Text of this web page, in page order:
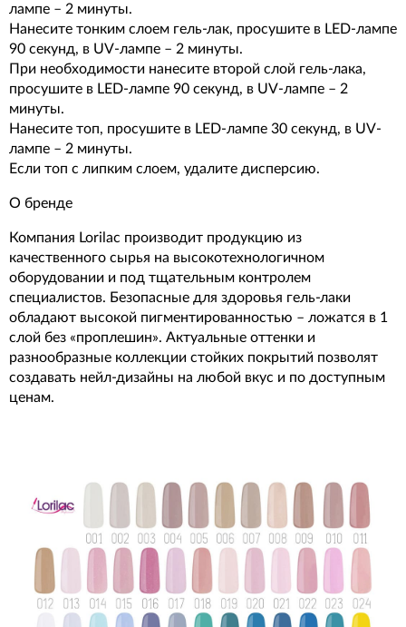
лампе – 2 минуты.
Нанесите тонким слоем гель-лак, просушите в LED-лампе
90 секунд, в UV-лампе – 2 минуты.
При необходимости нанесите второй слой гель-лака,
просушите в LED-лампе 90 секунд, в UV-лампе – 2
минуты.
Нанесите топ, просушите в LED-лампе 30 секунд, в UV-
лампе – 2 минуты.
Если топ с липким слоем, удалите дисперсию.
О бренде
Компания Lorilac производит продукцию из
качественного сырья на высокотехнологичном
оборудовании и под тщательным контролем
специалистов. Безопасные для здоровья гель-лаки
обладают высокой пигментированностью – ложатся в 1
слой без «проплешин». Актуальные оттенки и
разнообразные коллекции стойких покрытий позволят
создавать нейл-дизайны на любой вкус и по доступным
ценам.